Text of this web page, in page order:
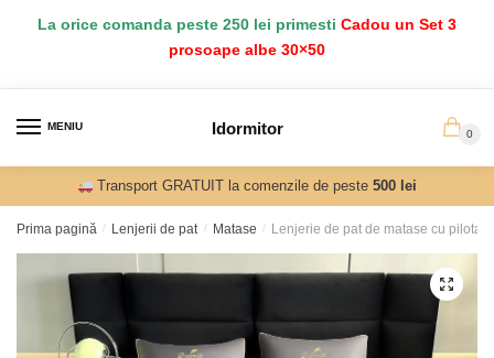
La orice comanda peste 250 lei primesti Cadou un Set 3
prosoape albe 30×50
MENIU Idormitor 0
Transport GRATUIT la comenzile de peste500 lei
Prima pagină / Lenjerii de pat / Matase / Lenjerie de pat de matase cu pilota